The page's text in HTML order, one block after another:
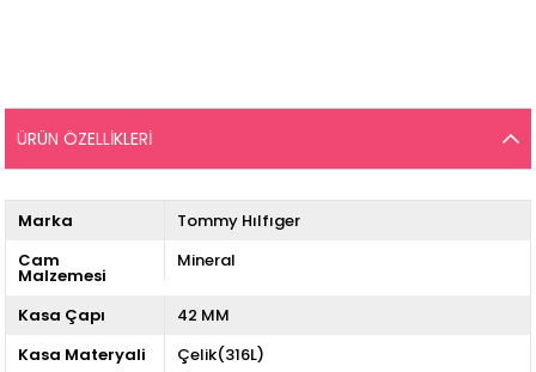
ÜRÜN ÖZELLIKLERI
Marka
Tommy Hılfıger
Cam
Malzemesi
Mineral
Kasa Çapı
42 MM
Kasa Materyali
Çelik(316L)